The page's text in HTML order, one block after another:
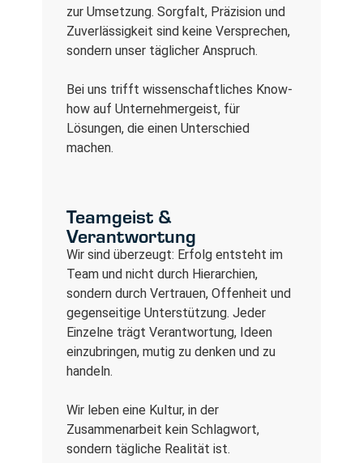
zur Umsetzung. Sorgfalt, Präzision und
Zuverlässigkeit sind keine Versprechen,
sondern unser täglicher Anspruch.
Bei uns trifft wissenschaftliches Know-
how auf Unternehmergeist, für
Lösungen, die einen Unterschied
machen.
Teamgeist &
Verantwortung
Wir sind überzeugt: Erfolg entsteht im
Team und nicht durch Hierarchien,
sondern durch Vertrauen, Offenheit und
gegenseitige Unterstützung. Jeder
Einzelne trägt Verantwortung, Ideen
einzubringen, mutig zu denken und zu
handeln.
Wir leben eine Kultur, in der
Zusammenarbeit kein Schlagwort,
sondern tägliche Realität ist.